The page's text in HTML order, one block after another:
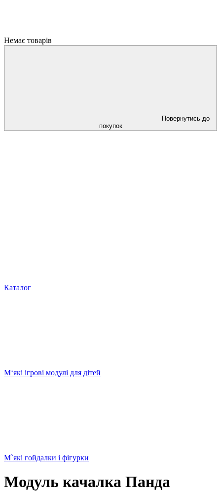
Немає товарів
Повернутись до
покупок
Каталог
М‘які ігрові модулі для дітей
М`які гойдалки і фігурки
Модуль качалка Панда